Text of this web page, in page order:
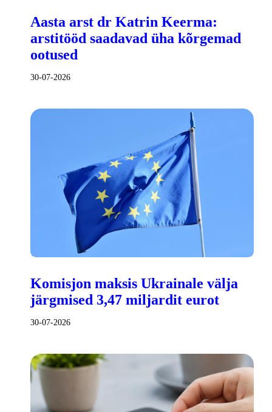
Aasta arst dr Katrin Keerma:
arstitööd saadavad üha kõrgemad
ootused
30-07-2026
Komisjon maksis Ukrainale välja
järgmised 3,47 miljardit eurot
30-07-2026